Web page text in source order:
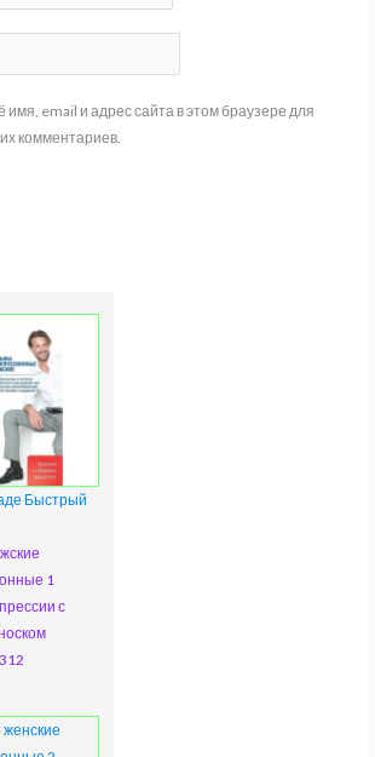
имя, email и адрес сайта в этом браузере для
комментариев.
Быстрый
1
с